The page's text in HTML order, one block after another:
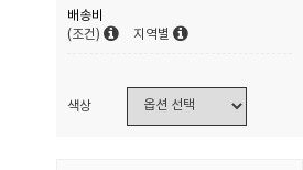
배송비
(조건)
지역별
색상